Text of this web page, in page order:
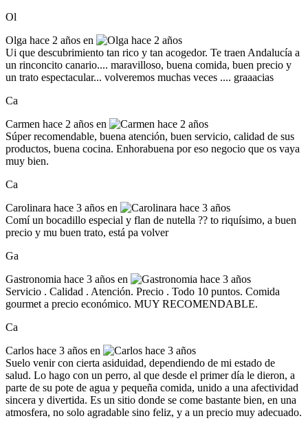
Ol
Olga hace 2 años en
Ui que descubrimiento tan rico y tan acogedor. Te traen Andalucía a
un rinconcito canario.... maravilloso, buena comida, buen precio y
un trato espectacular... volveremos muchas veces .... graaacias
Ca
Carmen hace 2 años en
Súper recomendable, buena atención, buen servicio, calidad de sus
productos, buena cocina. Enhorabuena por eso negocio que os vaya
muy bien.
Ca
Carolinara hace 3 años en
Comí un bocadillo especial y flan de nutella ?? to riquísimo, a buen
precio y mu buen trato, está pa volver
Ga
Gastronomia hace 3 años en
Servicio . Calidad . Atención. Precio . Todo 10 puntos. Comida
gourmet a precio económico. MUY RECOMENDABLE.
Ca
Carlos hace 3 años en
Suelo venir con cierta asiduidad, dependiendo de mi estado de
salud. Lo hago con un perro, al que desde el primer día le dieron, a
parte de su pote de agua y pequeña comida, unido a una afectividad
sincera y divertida. Es un sitio donde se come bastante bien, en una
atmosfera, no solo agradable sino feliz, y a un precio muy adecuado.